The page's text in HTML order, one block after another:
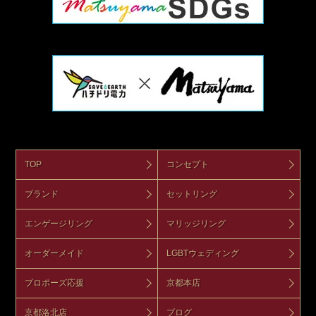
TOP コンセプト
ブランド セットリング
エンゲージリング マリッジリング
オーダーメイド LGBTウェディング
プロポーズ応援 京都本店
京都洛北店 ブログ